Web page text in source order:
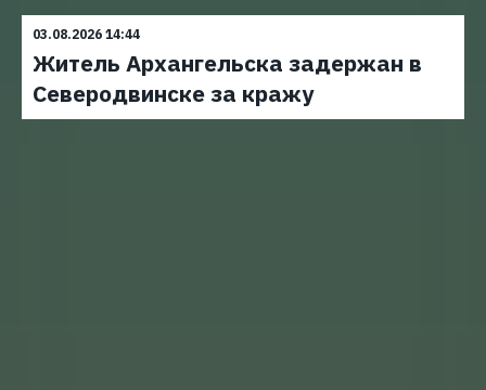
03.08.2026 14:44
Житель Архангельска задержан в
Северодвинске за кражу